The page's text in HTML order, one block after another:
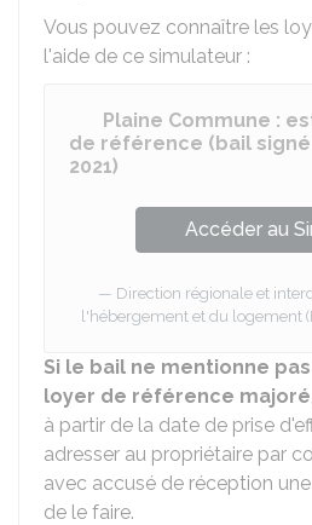
Vous pouvez connaître les
l'aide de ce simulateur :
Plaine Commune :
de référence (bail
2021)
Accéder au
Direction régionale et
l'hébergement et du logement
Si le bail ne mentionne
loyer de référence majoré
à partir de la date de prise
adresser au propriétaire par
avec accusé de réception une
de le faire.